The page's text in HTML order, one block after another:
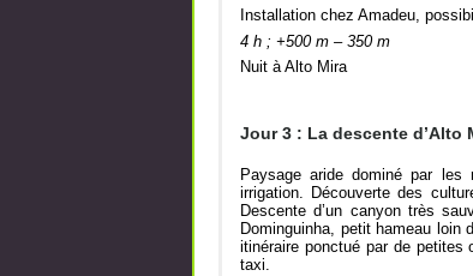
Installation chez Amadeu,
4 h ; +500 m – 350 m
Nuit à Alto Mira
Jour 3 : La descente d’Alto
Paysage aride dominé par les
irrigation. Découverte des
Descente d’un canyon très
Dominguinha, petit hameau loin
itinéraire ponctué par de petites
taxi.